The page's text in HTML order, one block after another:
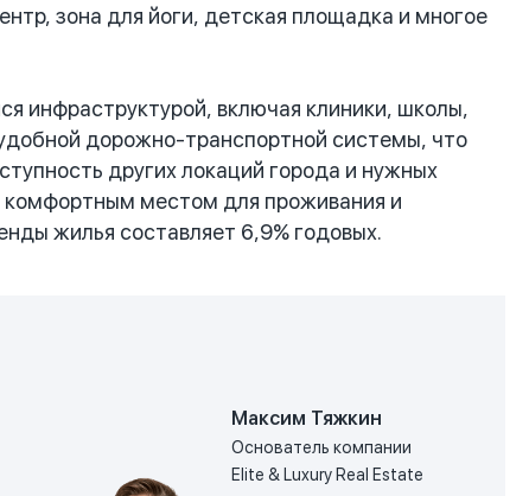
зона для йоги, детская площадка и многое
инфраструктурой, включая клиники, школы,
дорожно-транспортной системы, что
других локаций города и нужных
комфортным местом для проживания и
жилья составляет 6,9% годовых.
Максим Тяжкин
Основатель компании
Elite & Luxury Real Estate